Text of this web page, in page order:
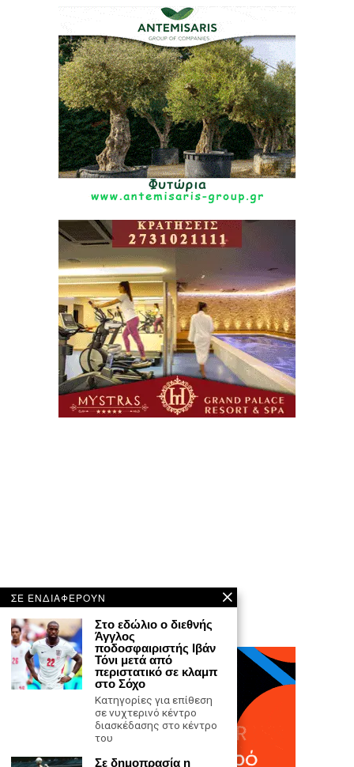
ΣΕ ΕΝΔΙΑΦΕΡΟΥΝ
Στο εδώλιο ο διεθνής
Άγγλος
ποδοσφαιριστής Ιβάν
Τόνι μετά από
περιστατικό σε κλαμπ
στο Σόχο
Κατηγορίες για επίθεση
σε νυχτερινό κέντρο
διασκέδασης στο κέντρο
του
Σε δημοπρασία η